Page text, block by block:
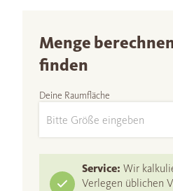
Menge
finden
Deine Raumfläche
Service: Wir
Verlegen üblichen